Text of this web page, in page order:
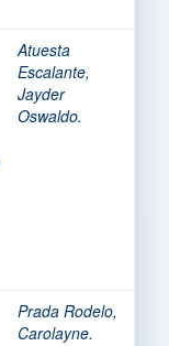
Atuesta
Escalante,
Jayder
Oswaldo.
Prada Rodelo,
Carolayne.